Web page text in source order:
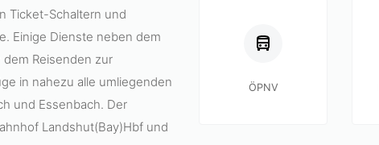
Ticket-Schaltern und
Einige Dienste neben dem
Reisenden zur
in nahezu alle umliegenden
und Essenbach. Der
Landshut(Bay)Hbf und
ÖPNV